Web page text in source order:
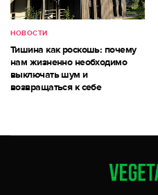
НОВОСТИ
Тишина как роскошь: почему
нам жизненно необходимо
выключать шум и
возвращаться к себе